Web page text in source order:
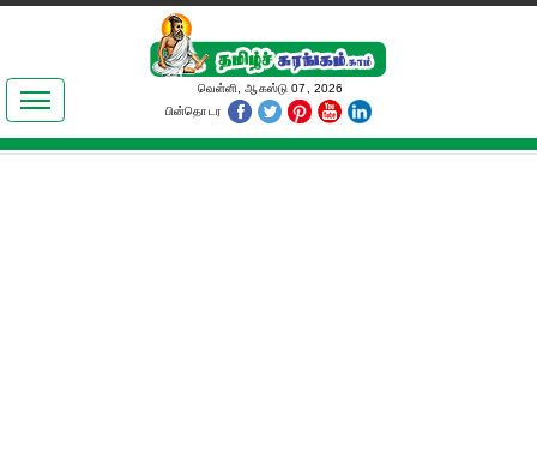
இலக்கியங்கள்
தமிழ் உலகம்
வெள்ளி, ஆகஸ்டு 07, 2026
பின்தொடர